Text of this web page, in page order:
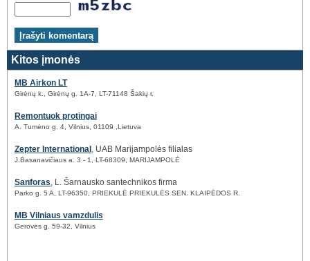
Kitos įmonės
MB Airkon LT
Girėnų k., Girėnų g. 1A-7, LT-71148 Šakių r.
Remontuok protingai
A. Tumėno g. 4, Vilnius, 01109 ,Lietuva
Zepter International , UAB Marijampolės filialas
J.Basanavičiaus a. 3 - 1, LT-68309, MARIJAMPOLĖ
Sanforas, L. Šarnausko santechnikos firma
Parko g. 5 A, LT-96350, PRIEKULĖ PRIEKULĖS SEN. KLAIPĖDOS R.
MB Vilniaus vamzdulis
Gerovės g. 59-32, Vilnius